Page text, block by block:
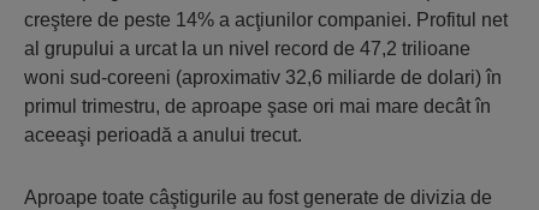
creştere de peste 14% a acţiunilor companiei. Profitul net
al grupului a urcat la un nivel record de 47,2 trilioane
woni sud-coreeni (aproximativ 32,6 miliarde de dolari) în
primul trimestru, de aproape şase ori mai mare decât în
aceeaşi perioadă a anului trecut.
Aproape toate câştigurile au fost generate de divizia de